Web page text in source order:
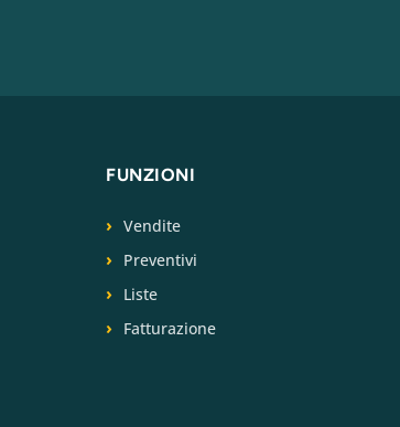
FUNZIONI
Vendite
Preventivi
Liste
Fatturazione